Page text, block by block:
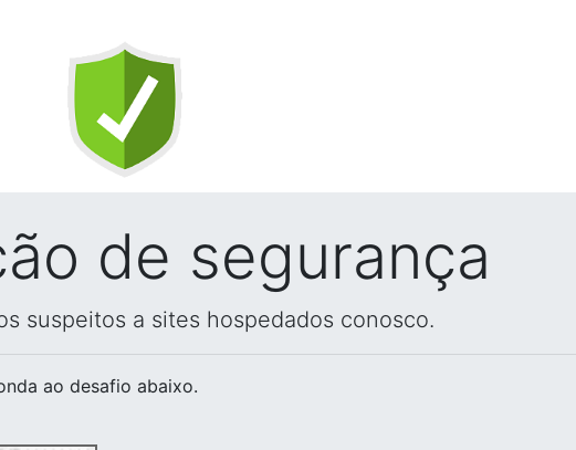
de segurança
suspeitos a sites hospedados conosco.
ao desafio abaixo.